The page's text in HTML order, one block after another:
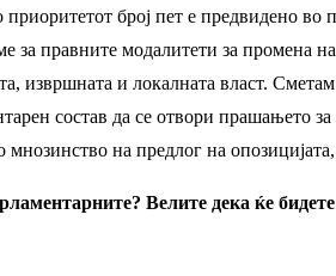
број пет е предвидено
за правните модалитети за промена
извршната и локалната власт.
состав да се отвори прашањето
на предлог на
Велите дека ќе